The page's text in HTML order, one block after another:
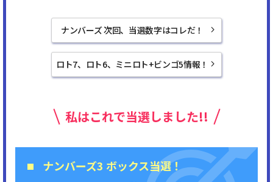
ナンバーズ 次回、当選数字はコレだ！
ロト7、ロト6、ミニロト+ビンゴ5情報！
私はこれで当選しました!!
ナンバーズ3 ボックス当選！